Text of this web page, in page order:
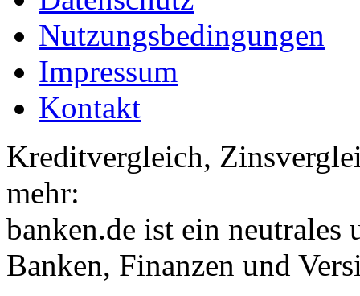
Nutzungsbedingungen
Impressum
Kontakt
Kreditvergleich,
mehr:
banken.de ist ein neutrales
Banken, Finanzen und